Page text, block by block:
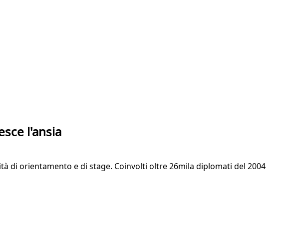
l'ansia
di orientamento e di stage. Coinvolti oltre 26mila diplomati del 2004